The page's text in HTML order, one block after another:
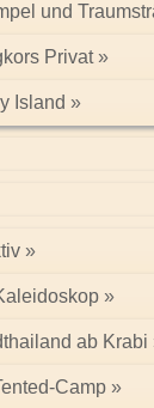
und
Privat
Island
ab Krabi
Camp